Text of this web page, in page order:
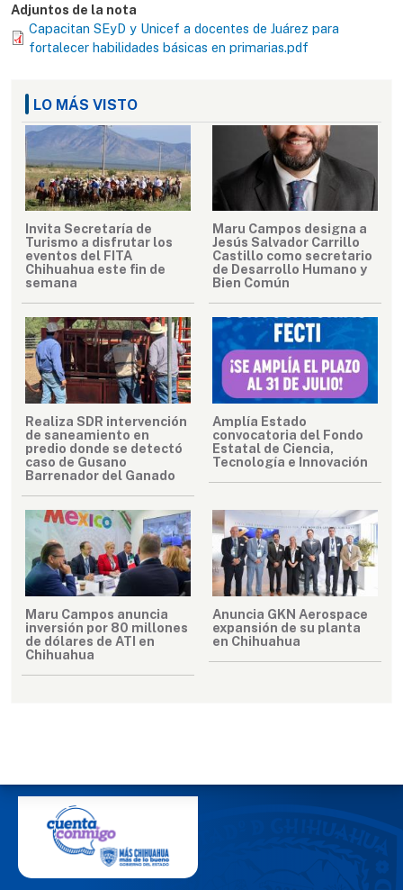
Adjuntos de la nota
Capacitan SEyD y Unicef a docentes de Juárez para
fortalecer habilidades básicas en primarias.pdf
LO MÁS VISTO
Invita Secretaría de
Turismo a disfrutar los
eventos del FITA
Chihuahua este fin de
semana
Maru Campos designa a
Jesús Salvador Carrillo
Castillo como secretario
de Desarrollo Humano y
Bien Común
Realiza SDR intervención
de saneamiento en
predio donde se detectó
caso de Gusano
Barrenador del Ganado
Amplía Estado
convocatoria del Fondo
Estatal de Ciencia,
Tecnología e Innovación
Maru Campos anuncia
inversión por 80 millones
de dólares de ATI en
Chihuahua
Anuncia GKN Aerospace
expansión de su planta
en Chihuahua